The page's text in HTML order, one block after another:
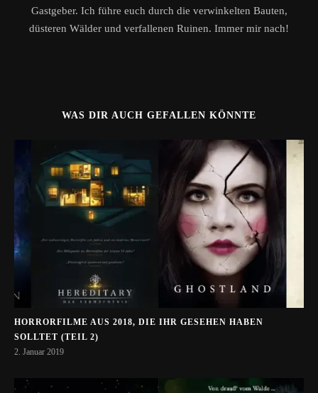
Gastgeber. Ich führe euch durch die verwinkelten Bauten,
düsteren Wälder und verfallenen Ruinen. Immer mir nach!
WAS DIR AUCH GEFALLEN KÖNNTE
HORRORFILME AUS 2018, DIE IHR GESEHEN HABEN
SOLLTET (TEIL 2)
2. Januar 2019